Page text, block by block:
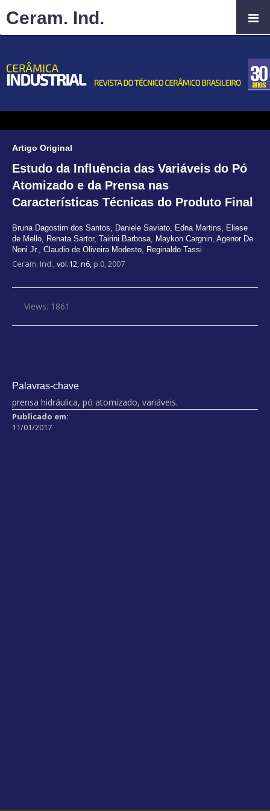
Artigo Original
Estudo da Influência das Variáveis do Pó
Atomizado e da Prensa nas
Características Técnicas do Produto Final
Bruna Dagostim dos Santos, Daniele Saviato, Edna Martins, Eliese
de Mello, Renata Sartor, Tairini Barbosa, Maykon Cargnin, Agenor De
Noni Jr., Claudio de Oliveira Modesto, Reginaldo Tassi
Ceram. Ind.,vol.12, n6, p.0, 2007
Views: 1861
Palavras-chave
prensa hidráulica, pó atomizado, variáveis.
Publicado em:
11/01/2017
Ceram. Ind.